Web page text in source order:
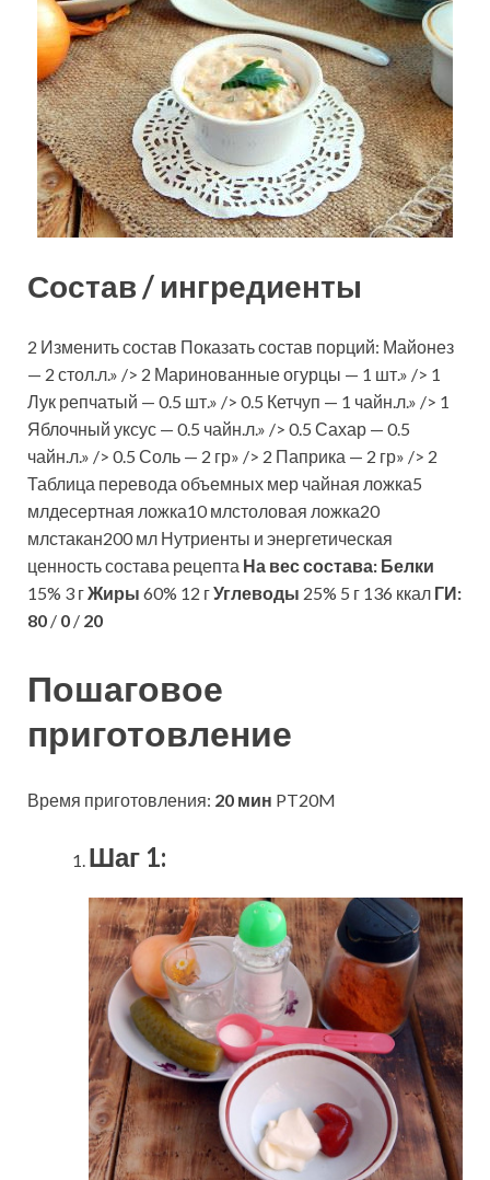
Состав / ингредиенты
2 Изменить состав Показать состав порций: Майонез
— 2 стол.л.» /> 2 Маринованные огурцы — 1 шт.» /> 1
Лук репчатый — 0.5 шт.» /> 0.5 Кетчуп — 1 чайн.л.» /> 1
Яблочный уксус — 0.5 чайн.л.» /> 0.5 Сахар — 0.5
чайн.л.» /> 0.5 Соль — 2 гр» /> 2 Паприка — 2 гр» /> 2
Таблица перевода объемных мер чайная ложка5
млдесертная ложка10 млстоловая ложка20
млстакан200 мл Нутриенты и энергетическая
ценность состава рецепта На вес состава: Белки
15% 3 гЖиры 60% 12 гУглеводы 25% 5 г 136 ккал ГИ:
80 / 0 / 20
Пошаговое
приготовление
Время приготовления: 20 мин PT20M
Шаг 1: